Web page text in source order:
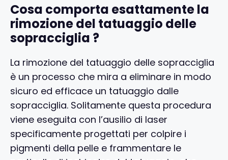
Cosa comporta esattamente la
rimozione del tatuaggio delle
sopracciglia ?
La rimozione del tatuaggio delle sopracciglia
è un processo che mira a eliminare in modo
sicuro ed efficace un tatuaggio dalle
sopracciglia. Solitamente questa procedura
viene eseguita con l’ausilio di laser
specificamente progettati per colpire i
pigmenti della pelle e frammentare le